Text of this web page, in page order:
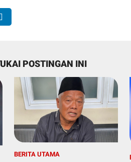
POSTINGAN INI
BERITA UTAMA